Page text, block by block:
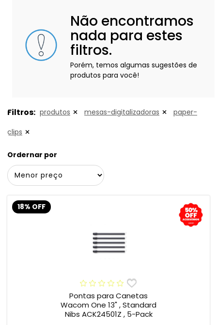
Não encontramos
nada para estes
filtros.
Porém, temos algumas sugestões de
produtos para você!
Filtros: produtos mesas-digitalizadoras paper-
clips
Ordernar por
18% OFF
Pontas para Canetas
Wacom One 13" , Standard
Nibs ACK24501Z , 5-Pack